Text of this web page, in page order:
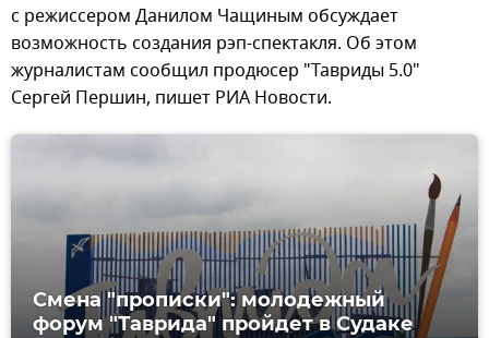
с режиссером Данилом Чащиным обсуждает
возможность создания рэп-спектакля. Об этом
журналистам сообщил продюсер "Тавриды 5.0"
Сергей Першин, пишет РИА Новости.
Смена "прописки": молодежный
форум "Таврида" пройдет в Судаке